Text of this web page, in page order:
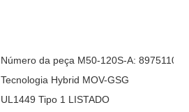
Número da peça M50-120S-A: 89751103
Tecnologia Hybrid MOV-GSG
UL1449 Tipo 1 LISTADO